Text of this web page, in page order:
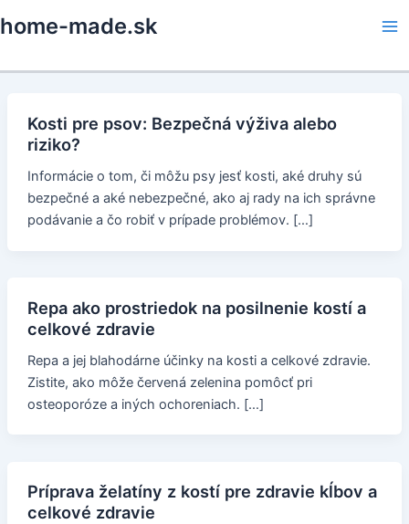
to
home-made.sk
Kosti pre psov: Bezpečná výživa alebo
riziko?
Informácie o tom, či môžu psy jesť kosti, aké druhy sú
bezpečné a aké nebezpečné, ako aj rady na ich správne
podávanie a čo robiť v prípade problémov. […]
Repa ako prostriedok na posilnenie kostí a
celkové zdravie
Repa a jej blahodárne účinky na kosti a celkové zdravie.
Zistite, ako môže červená zelenina pomôcť pri
osteoporóze a iných ochoreniach. […]
Príprava želatíny z kostí pre zdravie kĺbov a
celkové zdravie